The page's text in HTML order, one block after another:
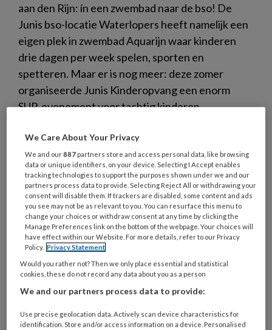
aan den Rijn: ín een zwembad naar de bso! De
Junis bso-locatie Waterlopers heeft namelijk een
eigen plek in zwembad Aquarijn waar kinderen
drie dagen per week spelen, sporten en
spetteren. Maar er is nog meer: deze zomer
organiseerde Junis Kinderopvang een enorm
SUP-evenement voor tachtig kinderen.
6 JANUARI 2025
VAKBLAD KINDEROPVANG
SAMENWERKEN
We Care About Your Privacy
We and our887 partners store and access personal data, like browsing
data or unique identifiers, on your device. Selecting I Accept enables
tracking technologies to support the purposes shown under we and our
partners process data to provide. Selecting Reject All or withdrawing your
consent will disable them. If trackers are disabled, some content and ads
you see may not be as relevant to you. You can resurface this menu to
change your choices or withdraw consent at any time by clicking the
Manage Preferences link on the bottom of the webpage. Your choices will
have effect within our Website. For more details, refer to our Privacy
Policy. Privacy Statement
Would you rather not? Then we only place essential and statistical
cookies, these do not record any data about you as a person
We and our partners process data to provide:
Use precise geolocation data. Actively scan device characteristics for
identification. Store and/or access information on a device. Personalised